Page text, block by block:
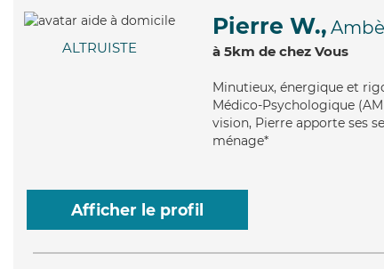
ALTRUISTE
Pierre W.,
à 5km de chez Vous
Minutieux, énergique et
Médico-Psychologique
vision, Pierre apporte ses
ménage*
Afficher le profil